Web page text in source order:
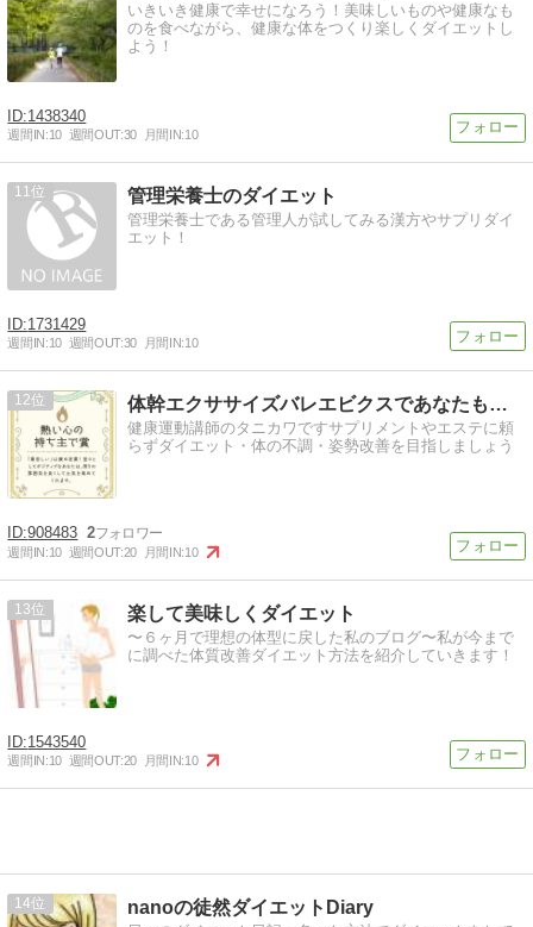
いきいき健康で幸せになろう！美味しいものや健康なも
のを食べながら、健康な体をつくり楽しくダイエットし
よう！
1438340
週間IN:10 週間OUT:30 月間IN:10
11 管理栄養士のダイエット
管理栄養士である管理人が試してみる漢方やサプリダイ
エット！
1731429
週間IN:10 週間OUT:30 月間IN:10
12 体幹エクササイズバレエビクスであなたもなれる健康美人
健康運動講師のタニカワですサプリメントやエステに頼
らずダイエット・体の不調・姿勢改善を目指しましょう
908483 2
週間IN:10 週間OUT:20 月間IN:10
13 楽して美味しくダイエット
〜６ヶ月で理想の体型に戻した私のブログ〜私が今まで
に調べた体質改善ダイエット方法を紹介していきます！
1543540
週間IN:10 週間OUT:20 月間IN:10
14 nanoの徒然ダイエットDiary